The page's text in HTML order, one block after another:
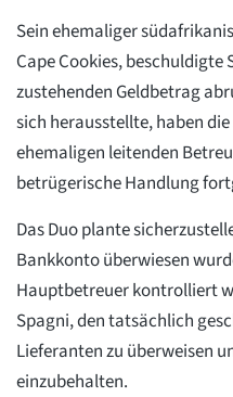
Sein ehemaliger
Cape Cookies, beschuldigte
zustehenden Geldbetrag
sich herausstellte, haben
ehemaligen leitenden
betrügerische Handlung
Das Duo plante
Bankkonto überwiesen
Hauptbetreuer kontrolliert
Spagni, den tatsächlich
Lieferanten zu überweisen
einzubehalten.